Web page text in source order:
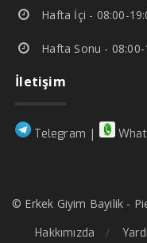
Hafta İçi - 08:00-
Hafta Sonu - 08:00-
İletişim
Telegram |
© Erkek Giyim Bayilik -
Hakkımızda